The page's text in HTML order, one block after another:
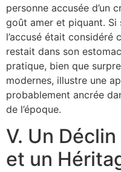
personne accusée d’un
goût amer et piquant.
l’accusé était considéré
restait dans son
pratique, bien que
modernes, illustre une
probablement ancrée
de l’époque.
V. Un
et un